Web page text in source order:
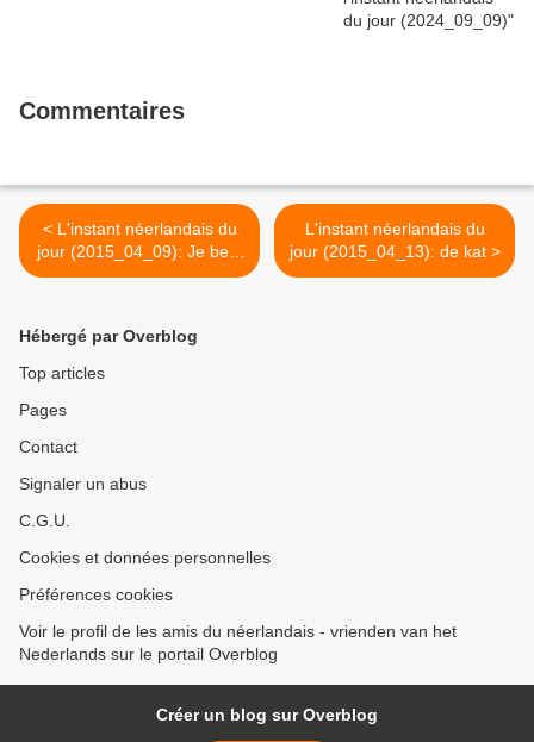
Commentaires
< L'instant néerlandais du
jour (2015_04_09): Je bent
echt mooi
L'instant néerlandais du
jour (2015_04_13): de kat >
Hébergé par Overblog
Top articles
Pages
Contact
Signaler un abus
C.G.U.
Cookies et données personnelles
Préférences cookies
Voir le profil de les amis du néerlandais - vrienden van het
Nederlands sur le portail Overblog
Créer un blog sur Overblog